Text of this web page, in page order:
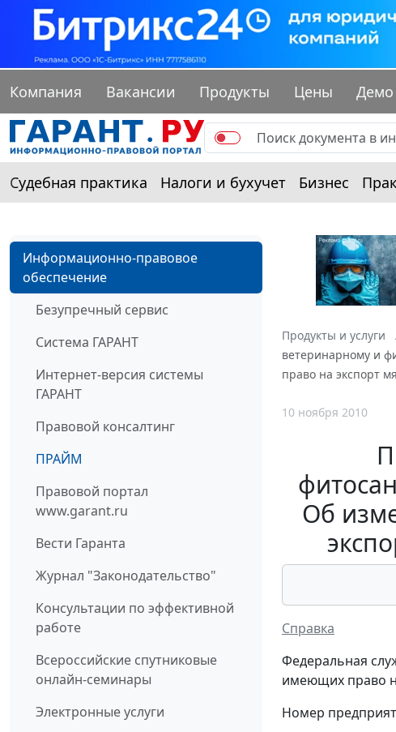
Компания Вакансии Продукты Цены Демо
Судебная практика Налоги и бухучет Бизнес
Информационно-правовое
обеспечение
Безупречный сервис
Система ГАРАНТ
Интернет-версия системы
ГАРАНТ
Правовой консалтинг
ПРАЙМ
Правовой портал
www.garant.ru
Вести Гаранта
Журнал "Законодательство"
Консультации по эффективной
работе
Всероссийские спутниковые
онлайн-семинары
Электронные услуги
Продукты и услуги
ветеринарному и
право на экспорт
10 ноября 2010
Об
Справка
Федеральная
имеющих право
Номер